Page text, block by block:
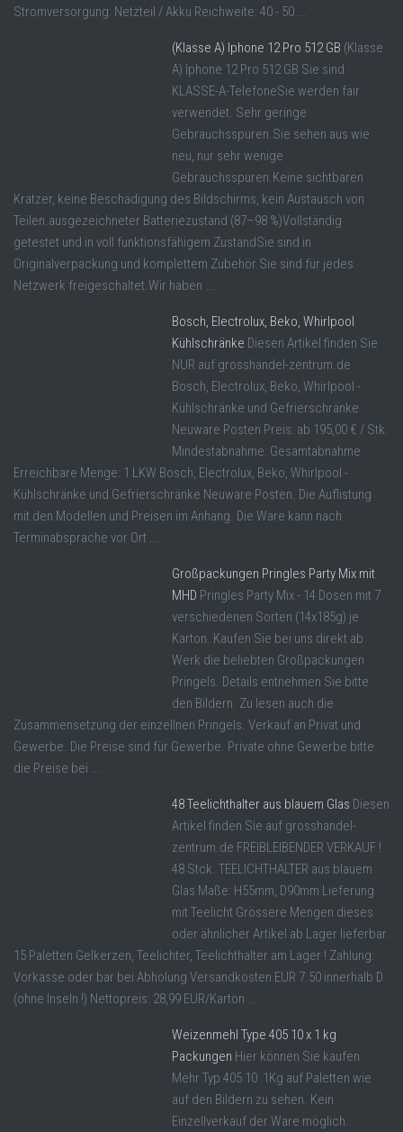
Stromversorgung: Netzteil / Akku Reichweite: 40 - 50 ...
(Klasse A) Iphone 12 Pro 512 GB (Klasse
A) Iphone 12 Pro 512 GB Sie sind
KLASSE-A-TelefoneSie werden fair
verwendet. Sehr geringe
Gebrauchsspuren.Sie sehen aus wie
neu, nur sehr wenige
Gebrauchsspuren.Keine sichtbaren
Kratzer, keine Beschädigung des Bildschirms, kein Austausch von
Teilen.ausgezeichneter Batteriezustand (87–98 %)Vollständig
getestet und in voll funktionsfähigem ZustandSie sind in
Originalverpackung und komplettem Zubehör.Sie sind für jedes
Netzwerk freigeschaltet.Wir haben ...
Bosch, Electrolux, Beko, Whirlpool
Kühlschränke Diesen Artikel finden Sie
NUR auf grosshandel-zentrum.de
Bosch, Electrolux, Beko, Whirlpool -
Kühlschränke und Gefrierschränke
Neuware Posten Preis: ab 195,00 € / Stk.
Mindestabnahme: Gesamtabnahme
Erreichbare Menge: 1 LKW Bosch, Electrolux, Beko, Whirlpool -
Kühlschränke und Gefrierschränke Neuware Posten. Die Auflistung
mit den Modellen und Preisen im Anhang. Die Ware kann nach
Terminabsprache vor Ort ...
Großpackungen Pringles Party Mix mit
MHD Pringles Party Mix - 14 Dosen mit 7
verschiedenen Sorten (14x185g) je
Karton. Kaufen Sie bei uns direkt ab
Werk die beliebten Großpackungen
Pringels. Details entnehmen Sie bitte
den Bildern. Zu lesen auch die
Zusammensetzung der einzellnen Pringels. Verkauf an Privat und
Gewerbe. Die Preise sind für Gewerbe. Private ohne Gewerbe bitte
die Preise bei ...
48 Teelichthalter aus blauem Glas Diesen
Artikel finden Sie auf grosshandel-
zentrum.de FREIBLEIBENDER VERKAUF !
48 Stck. TEELICHTHALTER aus blauem
Glas Maße: H55mm, D90mm Lieferung
mit Teelicht Grössere Mengen dieses
oder ähnlicher Artikel ab Lager lieferbar.
15 Paletten Gelkerzen, Teelichter, Teelichthalter am Lager ! Zahlung:
Vorkasse oder bar bei Abholung Versandkosten EUR 7.50 innerhalb D
(ohne Inseln !) Nettopreis: 28,99 EUR/Karton ...
Weizenmehl Type 405 10 x 1 kg
Packungen Hier können Sie kaufen
Mehr Typ 405 10 1Kg auf Paletten wie
auf den Bildern zu sehen. Kein
Einzellverkauf der Ware möglich.